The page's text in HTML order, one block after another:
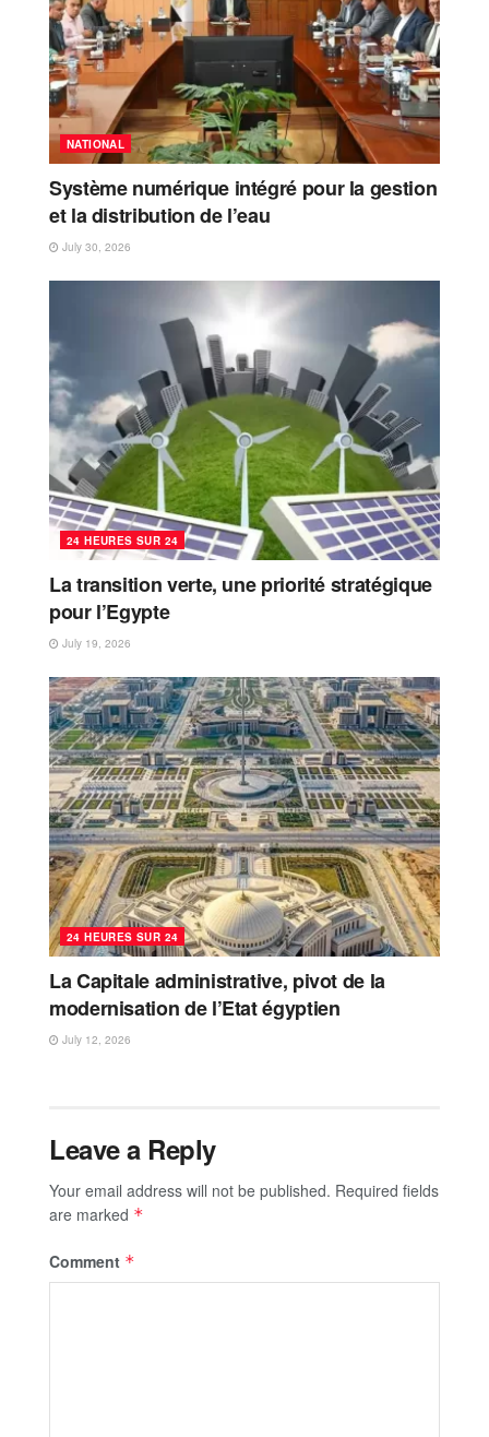
NATIONAL
Système numérique intégré pour la gestion
et la distribution de l’eau
July 30, 2026
24 HEURES SUR 24
La transition verte, une priorité stratégique
pour l’Egypte
July 19, 2026
24 HEURES SUR 24
La Capitale administrative, pivot de la
modernisation de l’Etat égyptien
July 12, 2026
Leave a Reply
Your email address will not be published. Required fields
are marked *
Comment *